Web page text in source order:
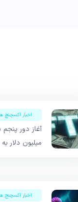
اخبار اکسچنج
میلیون دلار
اخبار اکسچنج